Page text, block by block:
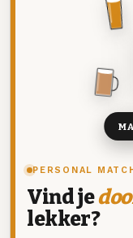
PERSONAL
Vind je
lekker?